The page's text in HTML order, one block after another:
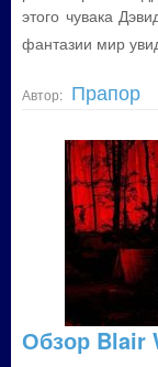
этого чувака
фантазии мир
Автор: Прапор
Обзор Blair